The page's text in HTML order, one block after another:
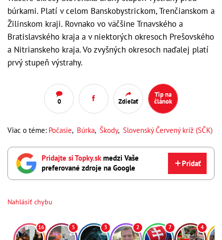
búrkami. Platí v celom Banskobystrickom, Trenčianskom a
Žilinskom kraji. Rovnako vo väčšine Trnavského a
Bratislavského kraja a v niektorých okresoch Prešovského
a Nitrianskeho kraja. Vo zvyšných okresoch naďalej platí
prvý stupeň výstrahy.
0 Zdieľať
Tip na
článok
Viac o téme: Počasie, Búrka, Škody, Slovenský Červený kríž (SČK)
Pridajte si Topky.skmedzi Vaše
preferované zdroje na Google
Pridať
Nahlásiť chybu
16 5 3 2 7 4